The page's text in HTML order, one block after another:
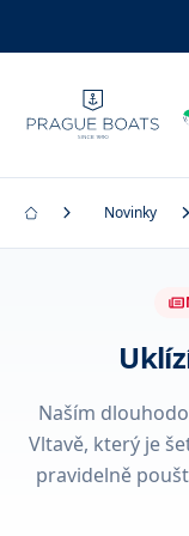
Novinky
Naším
Vltavě, který je
pravidelně